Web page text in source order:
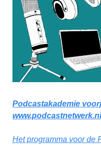
Podcastakademie
www.podcastnetwerk.nl
Het programma voor de